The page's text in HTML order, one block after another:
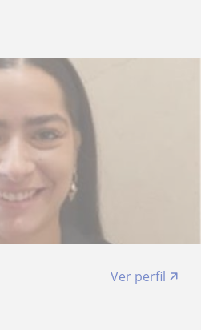
Ver perfil